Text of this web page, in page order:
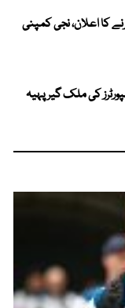
بند کرنے کا اعلان، نجی کمپنی
کی ملک گیر پہیہ